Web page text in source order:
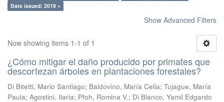
Date issued: 2019 ×
Show Advanced Filters
Now showing items 1-1 of 1
¿Cómo mitigar el daño producido por primates que
descortezan árboles en plantaciones forestales?
Di Bitetti, Mario Santiago; Baldovino, María Celia; Tujague, María
Paula; Agostini, Ilaria; Pfoh, Romina V.; Di Blanco, Yamil Edgardo